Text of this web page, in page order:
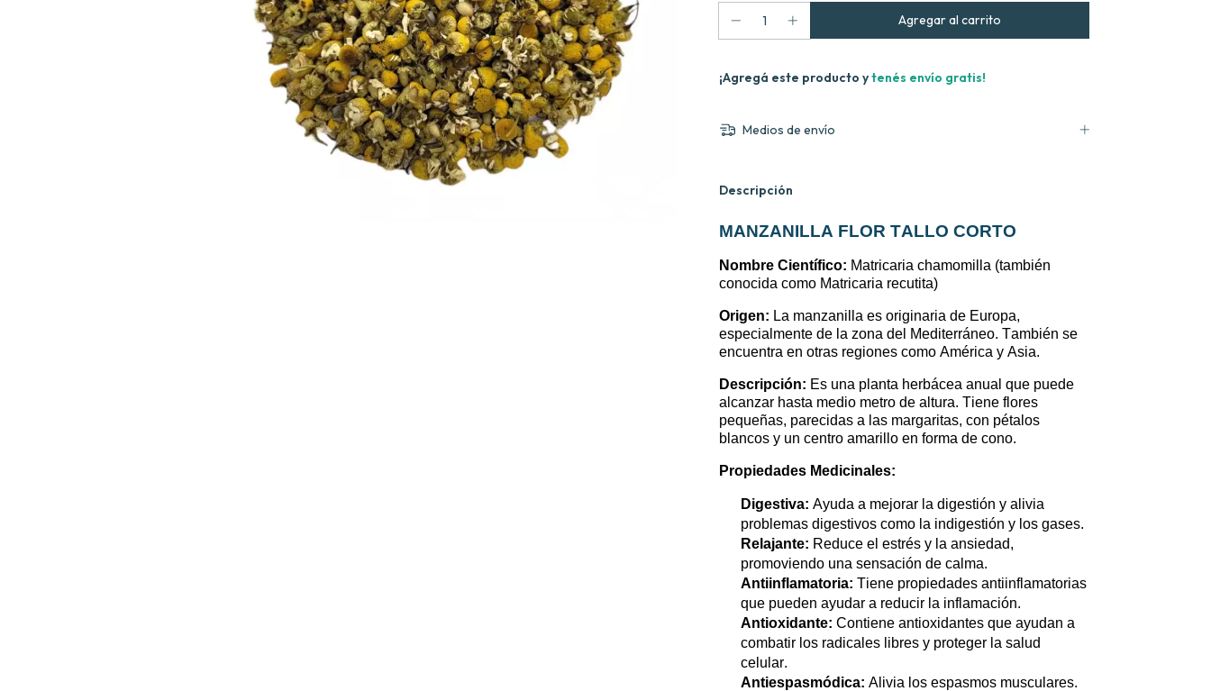
¡Agregá este producto ytenés envío gratis!
Medios de envío
Descripción
MANZANILLA FLOR TALLO CORTO
Nombre Científico: Matricaria chamomilla (también
conocida como Matricaria recutita)
Origen: La manzanilla es originaria de Europa,
especialmente de la zona del Mediterráneo. También se
encuentra en otras regiones como América y Asia.
Descripción: Es una planta herbácea anual que puede
alcanzar hasta medio metro de altura. Tiene flores
pequeñas, parecidas a las margaritas, con pétalos
blancos y un centro amarillo en forma de cono.
Propiedades Medicinales:
Digestiva: Ayuda a mejorar la digestión y alivia
problemas digestivos como la indigestión y los gases.
Relajante: Reduce el estrés y la ansiedad,
promoviendo una sensación de calma.
Antiinflamatoria: Tiene propiedades antiinflamatorias
que pueden ayudar a reducir la inflamación.
Antioxidante: Contiene antioxidantes que ayudan a
combatir los radicales libres y proteger la salud
celular.
Antiespasmódica: Alivia los espasmos musculares.